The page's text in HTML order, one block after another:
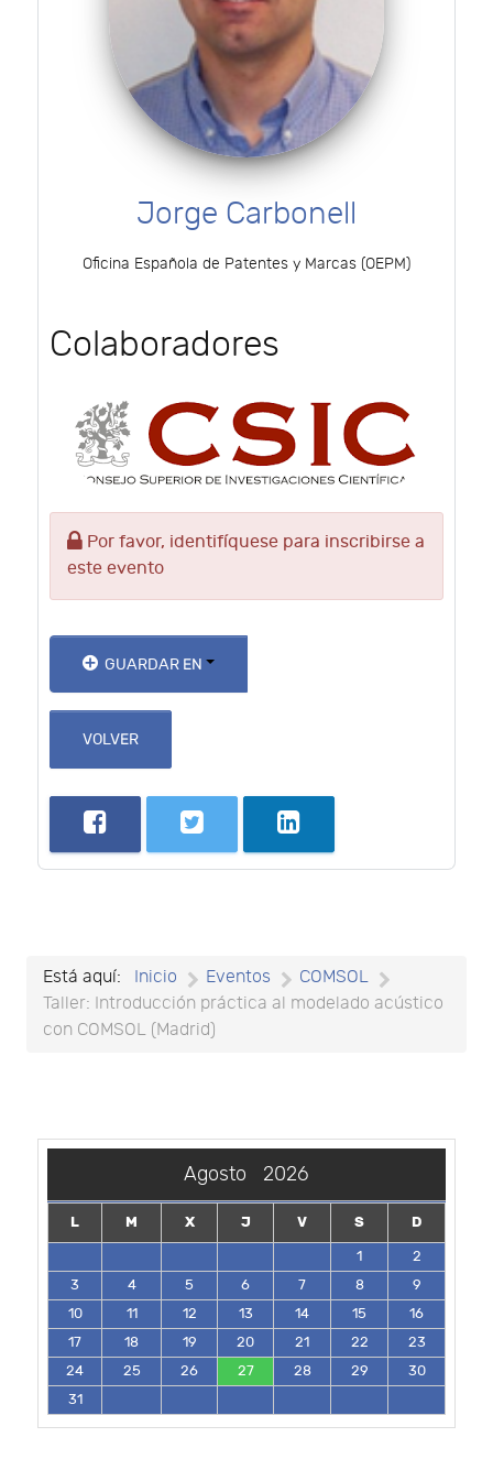
Jorge Carbonell
Oficina Española de Patentes y Marcas (OEPM)
Colaboradores
Por favor, identifíquese para inscribirse a
este evento
GUARDAR EN
VOLVER
Está aquí: Inicio Eventos
COMSOL
Taller: Introducción práctica al modelado acústico
con COMSOL (Madrid)
Agosto 2026
L M X J V S
D
1
2
3
4 5 6 7 8
9
10
11 12 13 14 15
16
17
18 19 20 21 22
23
24
25 26 27 28 29
30
31